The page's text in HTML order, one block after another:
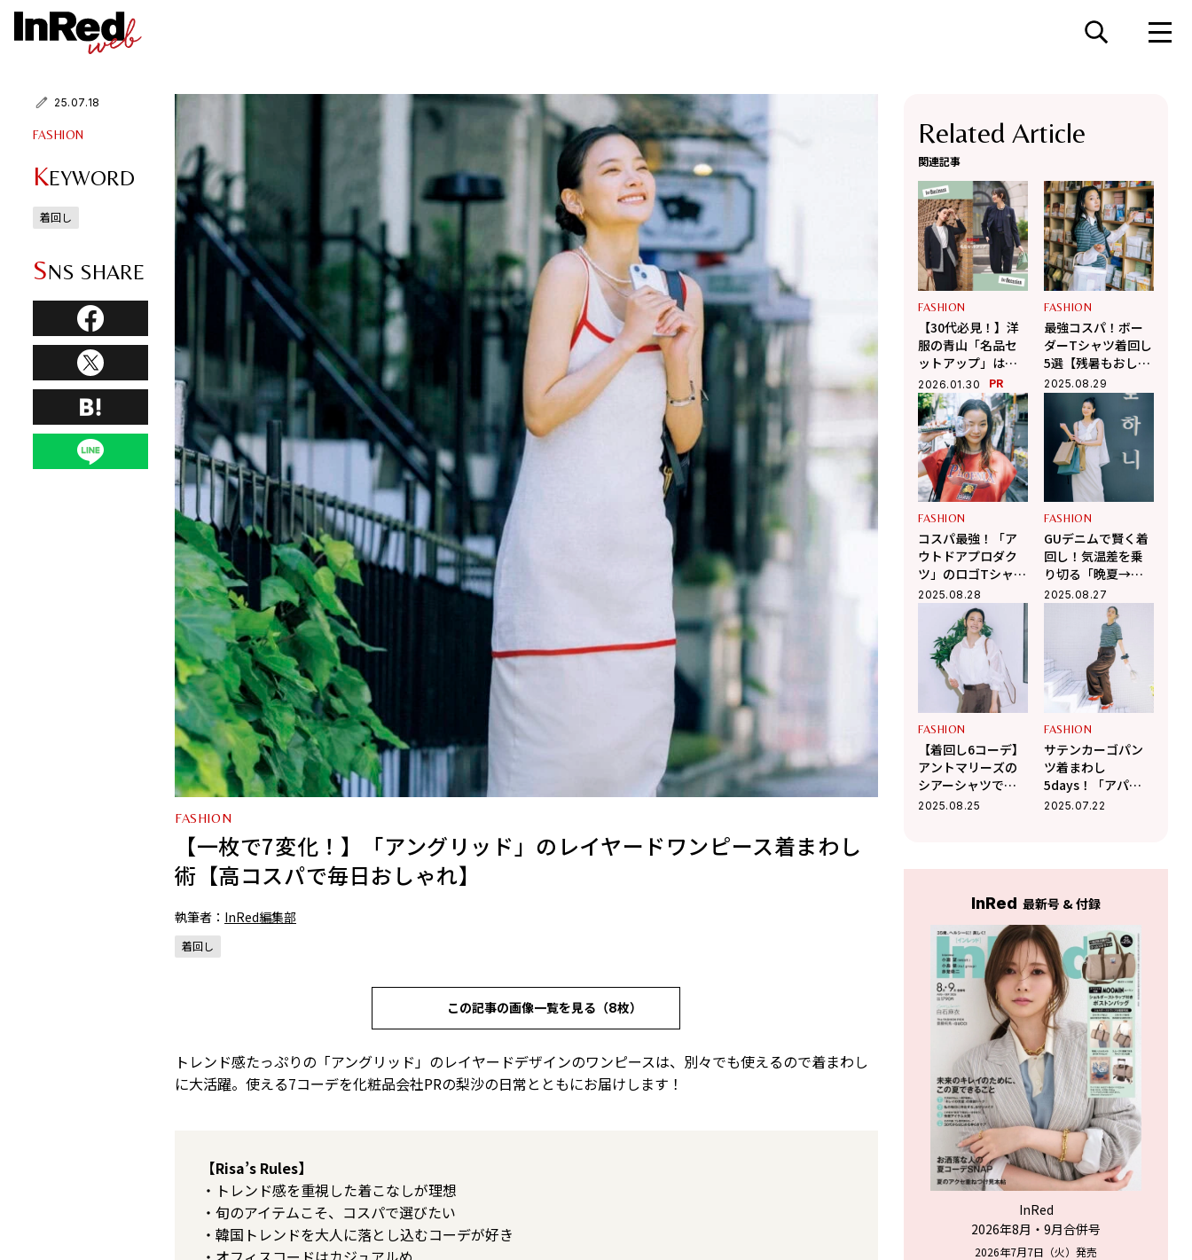
FASHION
【一枚で7変化！】「アングリッド」のレイヤードワンピース着まわし
術【高コスパで毎日おしゃれ】
執筆者： InRed編集部
着回し
この記事の画像一覧を見る（8枚）
トレンド感たっぷりの「アングリッド」のレイヤードデザインのワンピースは、別々でも使えるので着まわし
に大活躍。使える7コーデを化粧品会社PRの梨沙の日常とともにお届けします！
【Risa’s Rules】
・トレンド感を重視した着こなしが理想
・旬のアイテムこそ、コスパで選びたい
・韓国トレンドを大人に落とし込むコーデが好き
25.07.18
FASHION
KEYWORD
着回し
SNS SHARE
Related Article
関連記事
FASHION
【30代必見！】洋
服の青山「名品セ
ットアップ」はハ
レの日も日常も着
まわせる最強の一
着
2026.01.30 PR
FASHION
最強コスパ！ボー
ダーTシャツ着回し
5選【残暑もおしゃ
れに乗り切る大人
のコーデ術】
2025.08.29
FASHION
コスパ最強！「ア
ウトドアプロダク
ツ」のロゴTシャツ
着回し術｜残暑を
乗り切るおしゃれ
コーデ4選
2025.08.28
FASHION
GUデニムで賢く着
回し！気温差を乗
り切る「晩夏→初
秋」おしゃれコー
デ4パターン
2025.08.27
FASHION
【着回し6コーデ】
アントマリーズの
シアーシャツで秋
まで使える垢抜け
2025.08.25
FASHION
サテンカーゴパン
ツ着まわし
5days！「アパー
トバイ」で叶える
2025.07.22
InRed 最新号 & 付録
InRed
2026年8月・9月合併号
2026年7月7日（火）発売